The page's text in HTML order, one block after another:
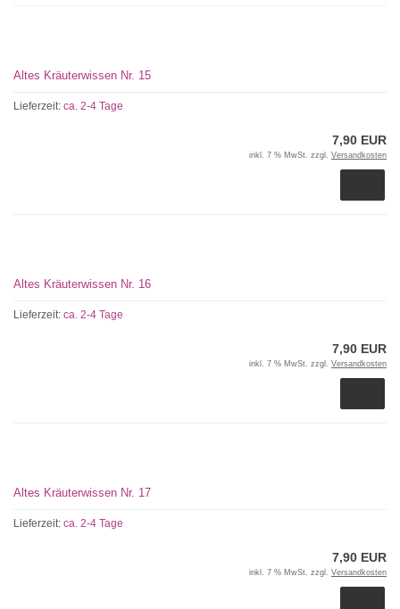
Altes Kräuterwissen Nr. 15
Lieferzeit: ca. 2-4 Tage
7,90 EUR
inkl. 7 % MwSt. zzgl. Versandkosten
Altes Kräuterwissen Nr. 16
Lieferzeit: ca. 2-4 Tage
7,90 EUR
inkl. 7 % MwSt. zzgl. Versandkosten
Altes Kräuterwissen Nr. 17
Lieferzeit: ca. 2-4 Tage
7,90 EUR
inkl. 7 % MwSt. zzgl. Versandkosten